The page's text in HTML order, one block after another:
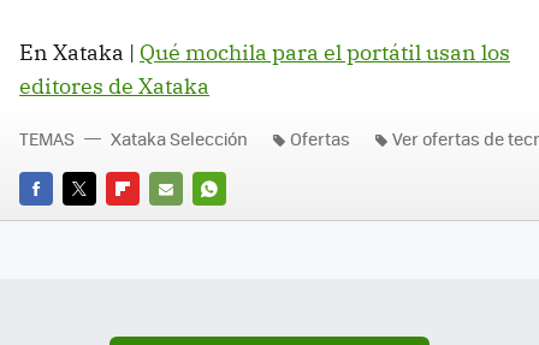
En Xataka | Qué mochila para el portátil usan los
editores de Xataka
FACEBOOK
TWITTERFLIPBOARD
E-
WHATSAPP
TEMAS Xataka Selección Ofertas Ver ofertas de